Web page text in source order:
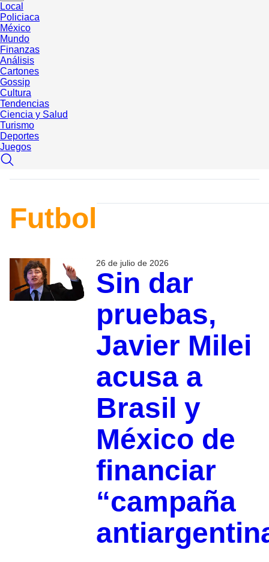
Local
Policiaca
México
Mundo
Finanzas
Análisis
Cartones
Gossip
Cultura
Tendencias
Ciencia y Salud
Turismo
Deportes
Juegos
Futbol
26 de julio de 2026
Sin dar
pruebas,
Javier Milei
acusa a
Brasil y
México de
financiar
“campaña